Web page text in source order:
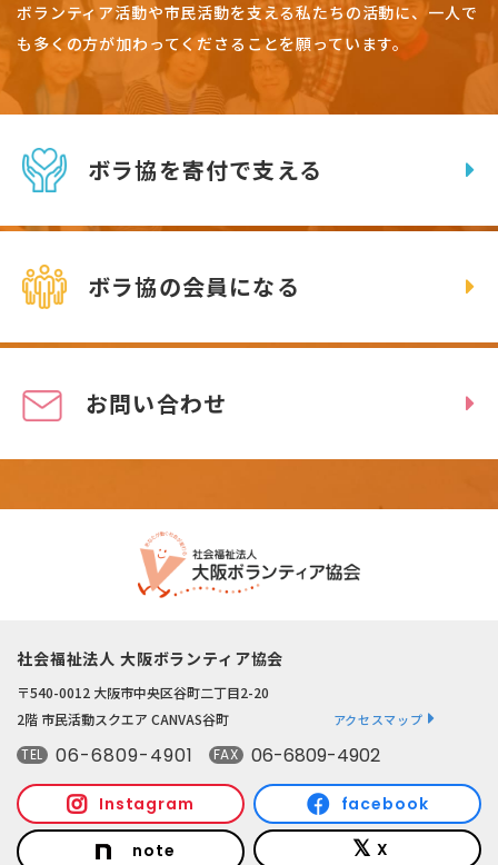
ボランティア活動や市民活動を支える私たちの活動に、一人で
も多くの方が加わってくださることを願っています。
ボラ協を寄付で支える
ボラ協の会員になる
お問い合わせ
社会福祉法人 大阪ボランティア協会
〒540-0012 大阪市中央区谷町二丁目2-20
2階 市民活動スクエア CANVAS谷町
アクセスマップ
TEL 06-6809-4901 FAX 06-6809-4902
Instagram facebook
note X